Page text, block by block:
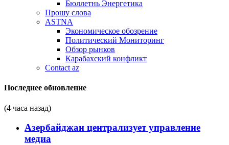
Бюллетнь Энергетика
Прошу слова
ASTNA
Экономическое обозрение
Политический Мониторинг
Обзор рынков
Карабахский конфликт
Contact az
Последнее обновление
(4 часа назад)
Азербайджан централизует управление
медиа